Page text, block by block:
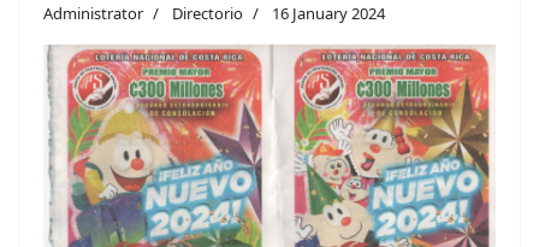
Administrator Directorio 16 January 2024